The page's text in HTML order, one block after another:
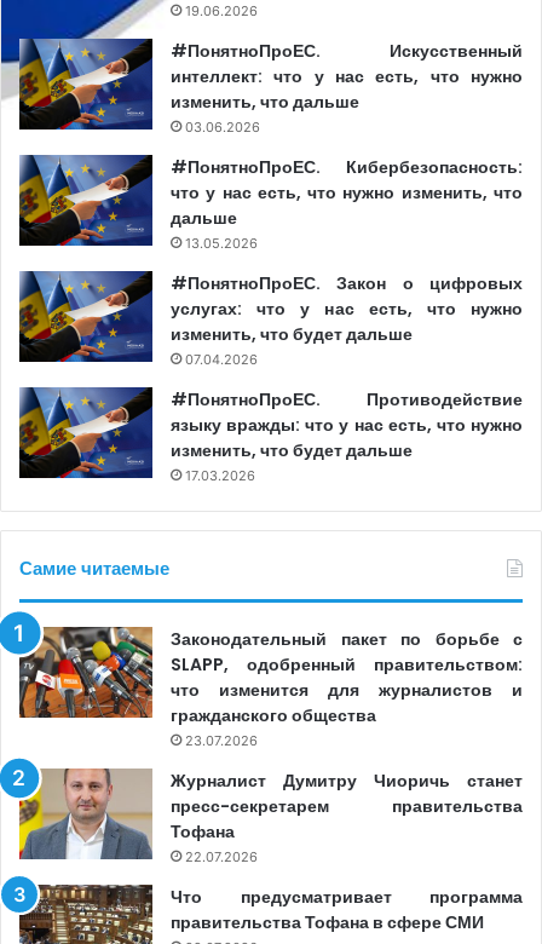
19.06.2026
#ПонятноПроЕС. Искусственный
интеллект: что у нас есть, что нужно
изменить, что дальше
03.06.2026
#ПонятноПроЕС. Кибербезопасность:
что у нас есть, что нужно изменить, что
дальше
13.05.2026
#ПонятноПроЕС. Закон о цифровых
услугах: что у нас есть, что нужно
изменить, что будет дальше
07.04.2026
#ПонятноПроЕС. Противодействие
языку вражды: что у нас есть, что нужно
изменить, что будет дальше
17.03.2026
Самие читаемые
Законодательный пакет по борьбе с
SLAPP, одобренный правительством:
что изменится для журналистов и
гражданского общества
23.07.2026
Журналист Думитру Чиоричь станет
пресс-секретарем правительства
Тофана
22.07.2026
Что предусматривает программа
правительства Тофана в сфере СМИ